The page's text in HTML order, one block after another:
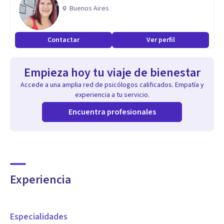
meses o años. Por este motivo, he dedicado los últimos
años a formarme en terapia breve centrada en soluciones y
terapi EMDR (para trabajar trauma simple y trauma
complejo) con los mejores, equipandome de las estrategias
eficaz posible.
Buenos Aires
Contactar Ver perfil
Empieza hoy tu viaje de bienestar
Accede a una amplia red de psicólogos calificados. Empatía y
experiencia a tu servicio.
Encuentra profesionales
Experiencia
Especialidades